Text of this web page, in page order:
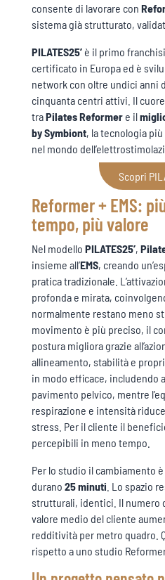
consente di lavorare con
sistema già strutturato,
PILATES25’è il primo
certificato in Europa ed è
network con oltre undici anni
cinquanta centri attivi. Il
traPilates Reformere il
bySymbiont, la tecnologia
nel mondo
Scopri
Reformer + EMS:
tempo, più valore
Nel modello PILATES25’,
insieme all’EMS, creando
pratica tradizionale.
profonda e mirata,
normalmente restano meno
movimento è più preciso, il
postura migliora grazie
allineamento, stabilità e
in modo efficace, includendo
pavimento pelvico, mentre
respirazione e intensità
stress. Per il cliente il
percepibili in meno tempo.
Per lo studio il cambiamento
durano 25 minuti . Lo spazio
strutturali, identici. Il numero
valore medio del cliente
redditività per metro quadro.
rispetto a uno studio